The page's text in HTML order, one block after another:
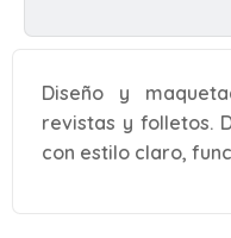
Diseño y
revistas y folletos.
con estilo claro,